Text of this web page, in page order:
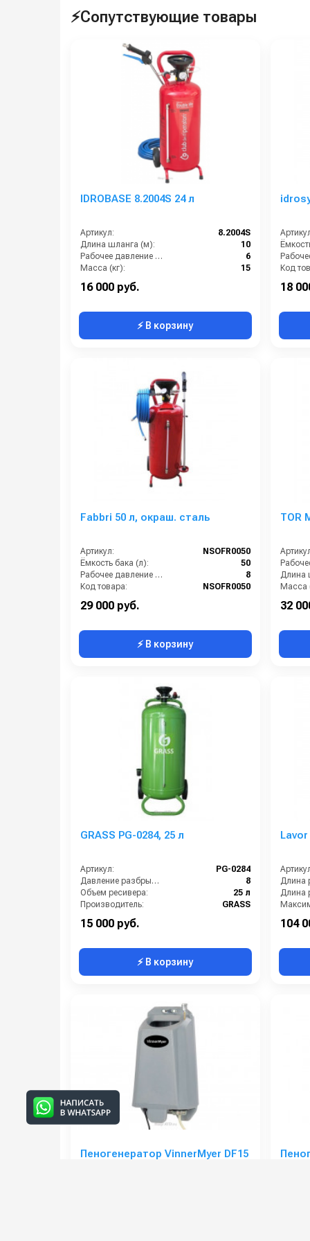
⚡Сопутствующие товары
IDROBASE 8.2004S 24 л
Артикул:
8.2004S
Длина шланга (м):
10
Рабочее давление (бар):
6
Масса (кг):
15
16 000 руб.
⚡ В корзину
Код
18
Fabbri 50 л, окраш. сталь
Артикул:
NSOFR0050
Ёмкость бака (л):
50
Рабочее давление (бар):
8
Код товара:
NSOFR0050
29 000 руб.
⚡ В корзину
TOR
Длина
Масса
32
GRASS PG-0284, 25 л
Артикул:
PG-0284
Давление разбрызгивания (бар):
8
Объем ресивера:
25 л
Производитель:
GRASS
Материал корпуса:
15 000 руб.
⚡ В корзину
104
Пеногенератор VinnerMyer DF15